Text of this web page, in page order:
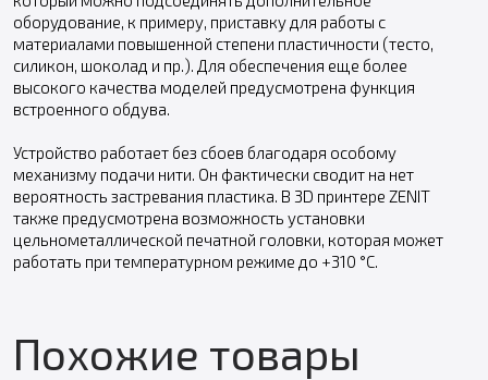
оборудование, к примеру, приставку для работы с
материалами повышенной степени пластичности (тесто,
силикон, шоколад и пр.). Для обеспечения еще более
высокого качества моделей предусмотрена функция
встроенного обдува.
Устройство работает без сбоев благодаря особому
механизму подачи нити. Он фактически сводит на нет
вероятность застревания пластика. В 3D принтере ZENIT
также предусмотрена возможность установки
цельнометаллической печатной головки, которая может
работать при температурном режиме до +310 °С.
Похожие товары